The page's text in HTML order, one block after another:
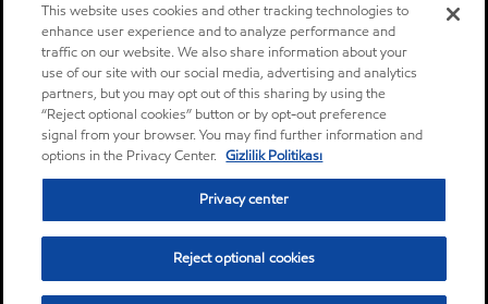
This website uses cookies and other tracking technologies to
enhance user experience and to analyze performance and
traffic on our website. We also share information about your
use of our site with our social media, advertising and analytics
partners, but you may opt out of this sharing by using the
“Reject optional cookies” button or by opt-out preference
signal from your browser. You may find further information and
options in the Privacy Center. Gizlilik Politikası
Privacy center
Reject optional cookies